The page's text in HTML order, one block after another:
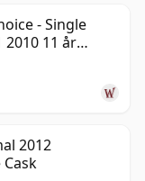
- Single
2010 11 år
2012